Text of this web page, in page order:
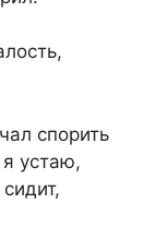
спорить
устаю,